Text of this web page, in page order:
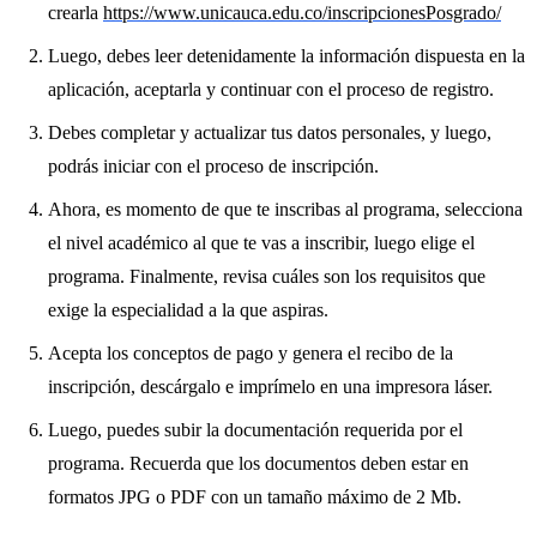
crearla https://www.unicauca.edu.co/inscripcionesPosgrado/
Luego, debes leer detenidamente la información dispuesta en la
aplicación, aceptarla y continuar con el proceso de registro.
Debes completar y actualizar tus datos personales, y luego,
podrás iniciar con el proceso de inscripción.
Ahora, es momento de que te inscribas al programa, selecciona
el nivel académico al que te vas a inscribir, luego elige el
programa. Finalmente, revisa cuáles son los requisitos que
exige la especialidad a la que aspiras.
Acepta los conceptos de pago y genera el recibo de la
inscripción, descárgalo e imprímelo en una impresora láser.
Luego, puedes subir la documentación requerida por el
programa. Recuerda que los documentos deben estar en
formatos JPG o PDF con un tamaño máximo de 2 Mb.